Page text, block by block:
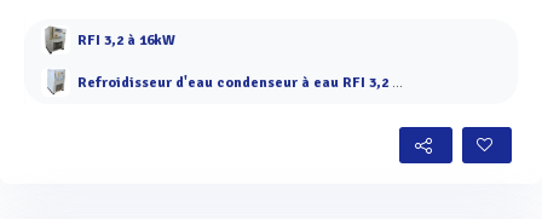
RFI 3,2 à 16kW
Refroidisseur d'eau condenseur à eau RFI 3,2 à 9 kW